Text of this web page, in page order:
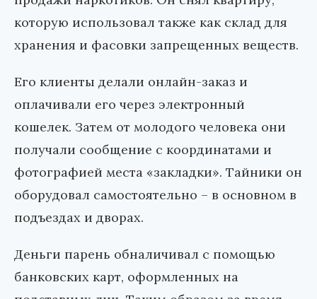
которую использовал также как склад для
хранения и фасовки запрещенных веществ.
Его клиенты делали онлайн-заказ и
оплачивали его через электронный
кошелек. Затем от молодого человека они
получали сообщение с координатами и
фотографией места «закладки». Тайники он
оборудовал самостоятельно – в основном в
подъездах и дворах.
Деньги парень обналичивал с помощью
банковских карт, оформленных на